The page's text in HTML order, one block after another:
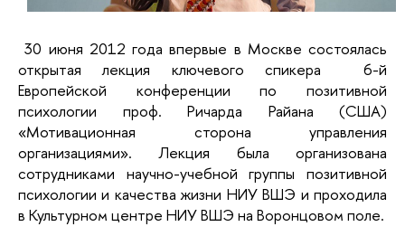
30 июня 2012 года впервые в Москве состоялась
открытая лекция ключевого спикера 6-й
Европейской конференции по позитивной
психологии проф. Ричарда Райана (США)
«Мотивационная сторона управления
организациями». Лекция была организована
сотрудниками научно-учебной группы позитивной
психологии и качества жизни НИУ ВШЭ и проходила
в Культурном центре НИУ ВШЭ на Воронцовом поле.